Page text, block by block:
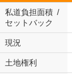
私道負担面積 /
セットバック
現況
土地権利